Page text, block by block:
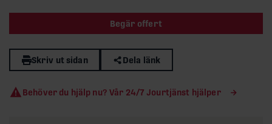
Begär offert
Skriv ut sidan Dela länk
Behöver du hjälp nu? Vår 24/7 Jourtjänst hjälper